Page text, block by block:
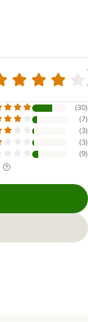
(30)
(7)
(3)
(3)
(9)